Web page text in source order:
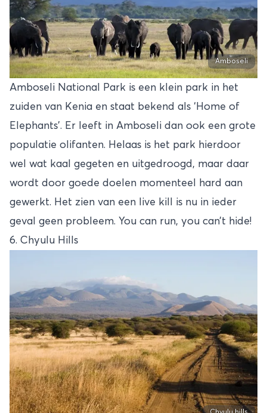
Amboseli
Amboseli National Park is een klein park in het
zuiden van Kenia en staat bekend als ‘Home of
Elephants’. Er leeft in Amboseli dan ook een grote
populatie olifanten. Helaas is het park hierdoor
wel wat kaal gegeten en uitgedroogd, maar daar
wordt door goede doelen momenteel hard aan
gewerkt. Het zien van een live kill is nu in ieder
geval geen probleem. You can run, you can’t hide!
6. Chyulu Hills